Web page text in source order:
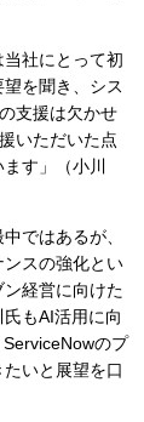
当社にとって初
を聞き、シス
支援は欠かせ
いただいた点
す」（小川
ではあるが、
スの強化とい
経営に向けた
もAI活用に向
のプ
いと展望を口